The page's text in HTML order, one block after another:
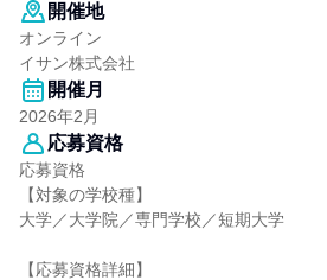
開催地
オンライン
イサン株式会社
開催月
2026年2月
応募資格
応募資格
【対象の学校種】
大学／大学院／専門学校／短期大学
【応募資格詳細】